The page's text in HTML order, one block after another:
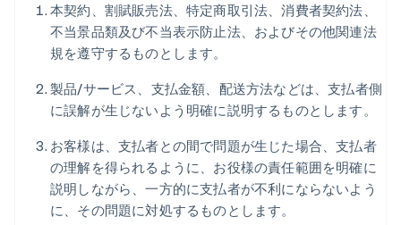
本契約、割賦販売法、特定商取引法、消費者契約法、
不当景品類及び不当表示防止法、およびその他関連法
規を遵守するものとします。
製品/サービス、支払金額、配送方法などは、支払者側
に誤解が生じないよう明確に説明するものとします。
お客様は、支払者との間で問題が生じた場合、支払者
の理解を得られるように、お役様の責任範囲を明確に
説明しながら、一方的に支払者が不利にならないよう
に、その問題に対処するものとします。